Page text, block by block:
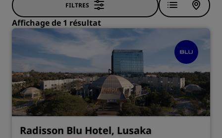
FILTRES
Affichage de 1 résultat
Radisson Blu Hotel, Lusaka